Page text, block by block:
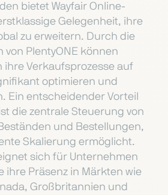
bietet Wayfair Online-
Gelegenheit, ihre
zu erweitern. Durch die
von PlentyONE können
ihre Verkaufsprozesse auf
optimieren und
Ein entscheidender Vorteil
die zentrale Steuerung von
und Bestellungen,
Skalierung ermöglicht.
sich für Unternehmen
ihre Präsenz in Märkten wie
Großbritannien und